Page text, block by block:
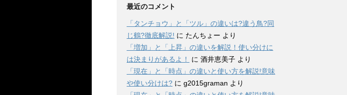
最近のコメント
「タンチョウ」と「ツル」の違いは?違う鳥?同
じ鶴?徹底解説! に たんちょー より
「増加」と「上昇」の違いを解説！使い分けに
は決まりがあるよ！
に 酒井恵美子 より
「現在」と「時点」の違いと使い方を解説!意味
や使い分けは? に g2015graman より